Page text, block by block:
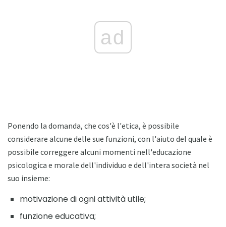
ad
Ponendo la domanda, che cos'è l'etica, è possibile
considerare alcune delle sue funzioni, con l'aiuto del quale è
possibile correggere alcuni momenti nell'educazione
psicologica e morale dell'individuo e dell'intera società nel
suo insieme:
motivazione di ogni attività utile;
funzione educativa;